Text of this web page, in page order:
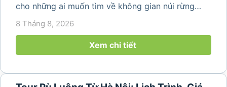
cho những ai muốn tìm về không gian núi rừng
trong lành, ruộng bậc thang xanh mướt và những
bản làng bình yên ngay trong một hành trình ngắn
ngày. Không cần di chuyển...
8 Tháng 8, 2026
Xem chi tiết